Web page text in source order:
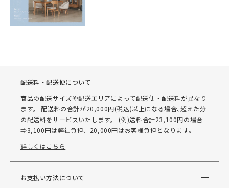
配送料・配送便について
商品の配送サイズや配送エリアによって配送便・配送料が異なり
ます。 配送料の合計が20,000円(税込)以上になる場合､超えた分
の配送料をサービスいたします。 (例)送料合計23,100円の場合
⇒3,100円は弊社負担、20,000円はお客様負担となります。
詳しくはこちら
お支払い方法について